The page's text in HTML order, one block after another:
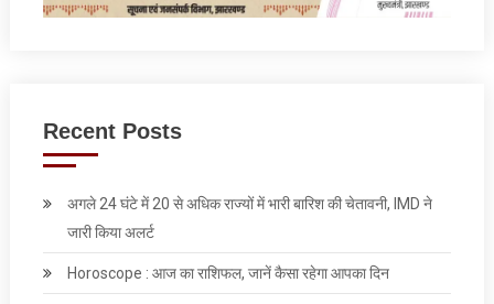
Recent Posts
अगले 24 घंटे में 20 से अधिक राज्यों में भारी बारिश की चेतावनी, IMD ने
जारी किया अलर्ट
Horoscope : आज का राशिफल, जानें कैसा रहेगा आपका दिन